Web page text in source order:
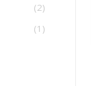
(2)
(1)